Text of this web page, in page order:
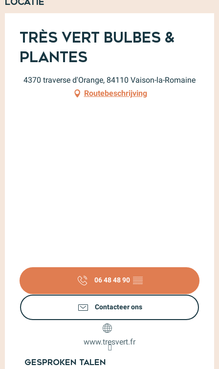
Très Vert Bulbes &
Plantes
4370 traverse d'Orange, 84110 Vaison-la-Romaine
Routebeschrijving
06 48 48 90 ▒▒
Contacteer ons
www.tresvert.fr
Gesproken talen
Gesproken talen